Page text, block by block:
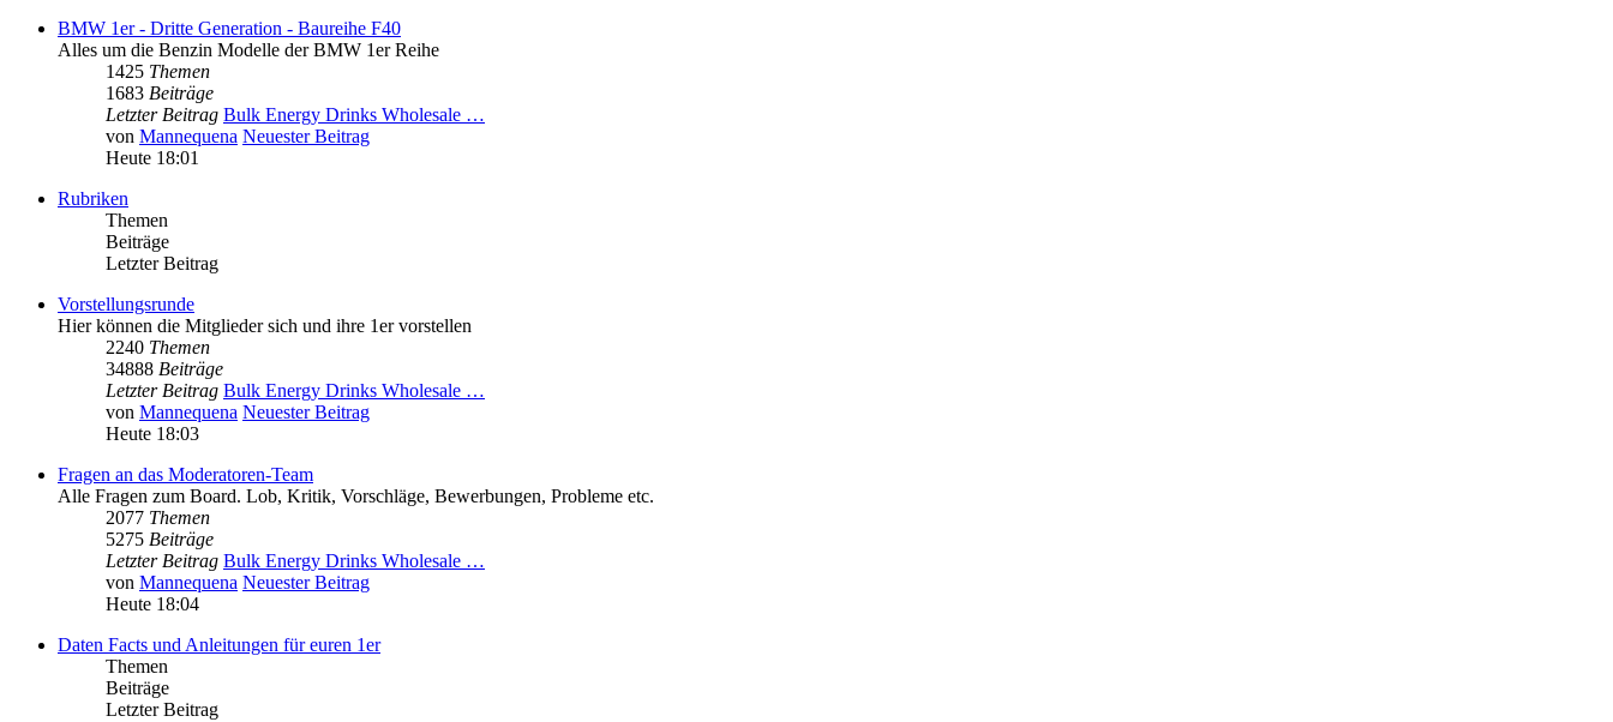
BMW 1er - Dritte Generation - Baureihe F40
Alles um die Benzin Modelle der BMW 1er Reihe
1425 Themen
1683 Beiträge
Letzter Beitrag Bulk Energy Drinks Wholesale …
von Mannequena Neuester Beitrag
Heute 18:01
Rubriken
Themen
Beiträge
Letzter Beitrag
Vorstellungsrunde
Hier können die Mitglieder sich und ihre 1er vorstellen
2240 Themen
34888 Beiträge
Letzter Beitrag Bulk Energy Drinks Wholesale …
von Mannequena Neuester Beitrag
Heute 18:03
Fragen an das Moderatoren-Team
Alle Fragen zum Board. Lob, Kritik, Vorschläge, Bewerbungen, Probleme etc.
2077 Themen
5275 Beiträge
Letzter Beitrag Bulk Energy Drinks Wholesale …
von Mannequena Neuester Beitrag
Heute 18:04
Daten Facts und Anleitungen für euren 1er
Themen
Beiträge
Letzter Beitrag